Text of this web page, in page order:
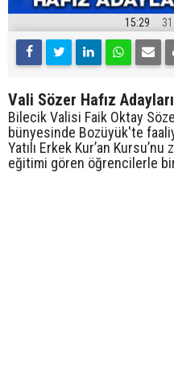
15:29
Vali Sözer Hafız
Bilecik Valisi Faik Oktay
bünyesinde Bozüyük'te
Yatılı Erkek Kur’an
eğitimi gören öğrencilerle